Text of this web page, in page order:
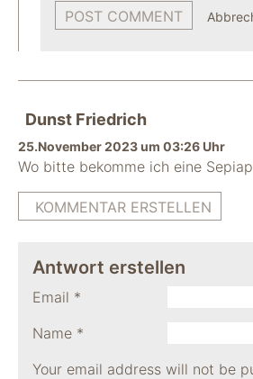
Dunst Friedrich
25.November 2023 um 03:26 Uhr
Wo bitte bekomme ich eine
KOMMENTAR ERSTELLEN
Antwort erstellen
Your email address will not be
Name *
Email *